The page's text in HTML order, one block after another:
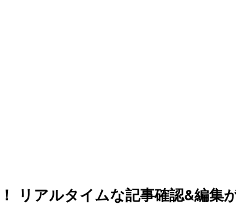
リアルタイムな記事確認&編集